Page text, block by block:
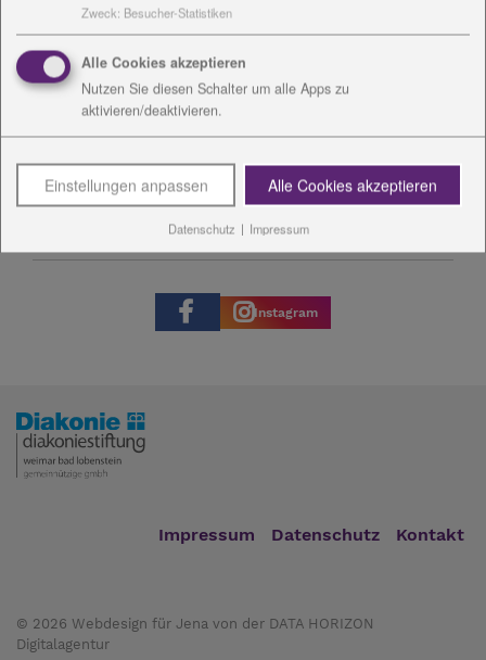
Fundraisingbeauftragte der Diakoniestiftung, Bine
und Rico Tietze, SMS-Veranstalter, und Markus Ohm,
SMS-Pressesprecher bei der Spendenübergabe in
Saalburg.
Zurück
Instagram
Impressum Datenschutz Kontakt
© 2026 Webdesign für Jena von der DATA HORIZON
Digitalagentur
Zweck: Besucher-Statistiken
Alle Cookies akzeptieren
Nutzen Sie diesen Schalter um alle Apps zu
aktivieren/deaktivieren.
Einstellungen anpassen Alle Cookies akzeptieren
Datenschutz | Impressum